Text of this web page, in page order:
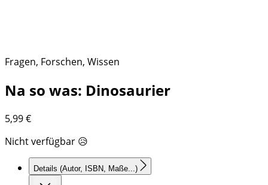
Fragen, Forschen, Wissen
Na so was: Dinosaurier
5,99€
Nicht verfügbar 😥
Details (Autor, ISBN, Maße...)